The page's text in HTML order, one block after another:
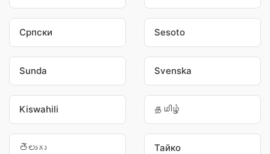
Српски Sesoto
Sunda Svenska
Kiswahili தமிழ்
తెలుగు Тайко